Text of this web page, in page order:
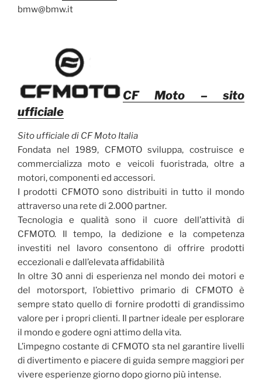
bmw@bmw.it
CF Moto
– sito
ufficiale
Sito ufficiale di CF Moto Italia
Fondata nel 1989, CFMOTO sviluppa, costruisce e
commercializza moto e veicoli fuoristrada, oltre a
motori, componenti ed accessori.
I prodotti CFMOTO sono distribuiti in tutto il mondo
attraverso una rete di 2.000 partner.
Tecnologia e qualità sono il cuore dell’attività di
CFMOTO. Il tempo, la dedizione e la competenza
investiti nel lavoro consentono di offrire prodotti
eccezionali e dall’elevata affidabilità
In oltre 30 anni di esperienza nel mondo dei motori e
del motorsport, l’obiettivo primario di CFMOTO è
sempre stato quello di fornire prodotti di grandissimo
valore per i propri clienti. Il partner ideale per esplorare
il mondo e godere ogni attimo della vita.
L’impegno costante di CFMOTO sta nel garantire livelli
di divertimento e piacere di guida sempre maggiori per
vivere esperienze giorno dopo giorno più intense.